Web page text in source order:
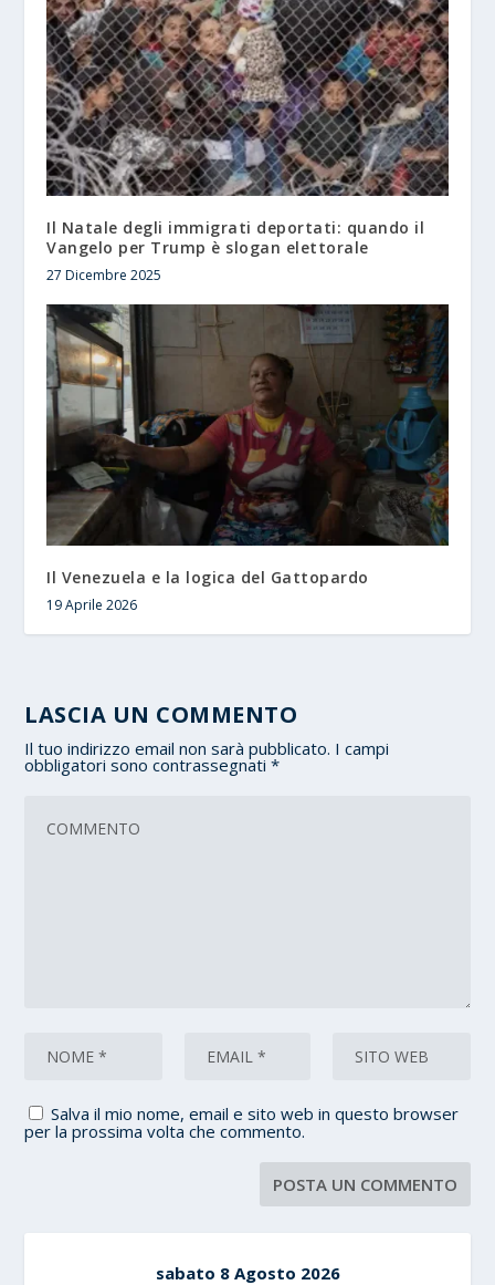
Il Natale degli immigrati deportati: quando il
Vangelo per Trump è slogan elettorale
27 Dicembre 2025
Il Venezuela e la logica del Gattopardo
19 Aprile 2026
LASCIA UN COMMENTO
Il tuo indirizzo email non sarà pubblicato. I campi
obbligatori sono contrassegnati*
Salva il mio nome, email e sito web in questo browser
per la prossima volta che commento.
sabato 8 Agosto 2026